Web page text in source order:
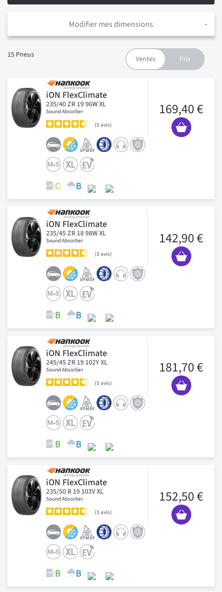
Modifier mes dimensions
15 Pneus
iON FlexClimate
235/40 ZR 19 96W XL
Sound Absorber
5 avis
169,40 €
iON FlexClimate
235/45 ZR 18 98W XL
Sound Absorber
5 avis
142,90 €
iON FlexClimate
245/45 ZR 19 102Y XL
Sound Absorber
5 avis
181,70 €
iON FlexClimate
235/50 R 19 103V XL
Sound Absorber
5 avis
152,50 €